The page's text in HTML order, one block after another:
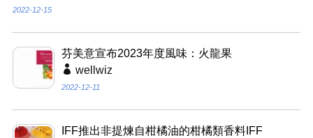
2022-12-15
芬美意宣布2023年度風味：火龍果
wellwiz
2022-12-11
IFF推出非提煉自柑橘油的柑橘類香料IFF